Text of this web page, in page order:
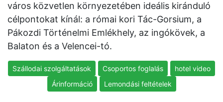
város közvetlen környezetében ideális kiránduló
célpontokat kínál: a római kori Tác-Gorsium, a
Pákozdi Történelmi Emlékhely, az ingókövek, a
Balaton és a Velencei-tó.
Szállodai szolgáltatások Csoportos foglalás
hotel video
Árinformáció
Lemondási feltételek